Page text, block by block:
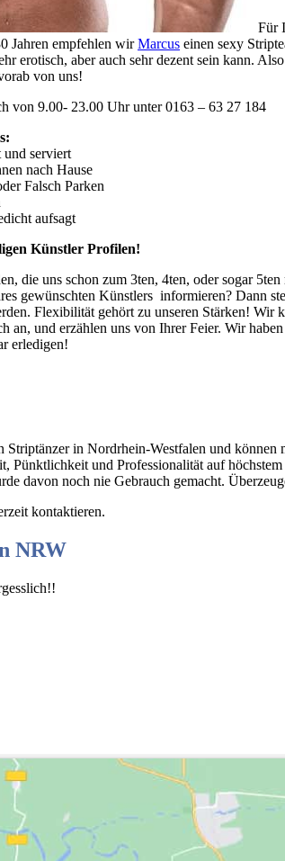
Für
Jahren empfehlen wirMarcus einen sexy
erotisch, aber auch sehr dezent sein kann.
von uns!
von 9.00- 23.00 Uhr unter 0163 – 63 27 184
und serviert
nach Hause
Falsch Parken
aufsagt
Künstler Profilen!
die uns schon zum 3ten, 4ten, oder sogar
gewünschten Künstlers informieren? Dann
Flexibilität gehört zu unseren Stärken!
an, und erzählen uns von Ihrer Feier. Wir
erledigen!
Striptänzer in Nordrhein-Westfalen und
Pünktlichkeit und Professionalität auf
davon noch nie Gebrauch gemacht.
kontaktieren.
NRW